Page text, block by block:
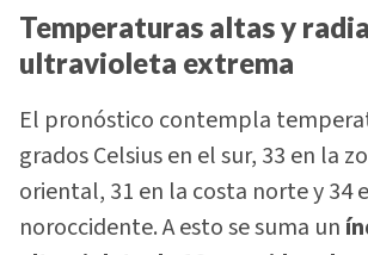
Temperaturas altas y
ultravioleta extrema
El pronóstico contempla
grados Celsius en el sur, 33 en la
oriental, 31 en la costa norte y 34
noroccidente. A esto se suma un